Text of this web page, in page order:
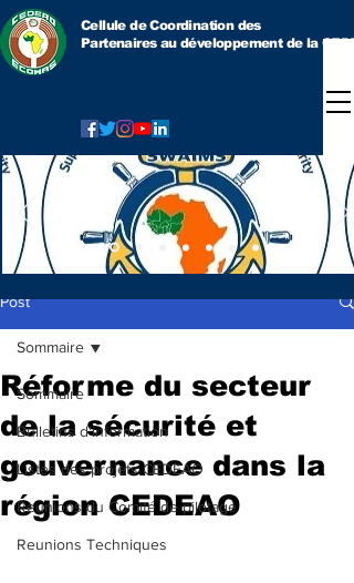
Cellule de Coordination des
Partenaires au développement de la
Post
Sommaire
Bulletins d'information
Listes des projets CEDEAO
Reunions du Comité de pilotage
Reunions Techniques
Sommaire
Réforme du secteur
de la sécurité et
gouvernance dans la
région CEDEAO